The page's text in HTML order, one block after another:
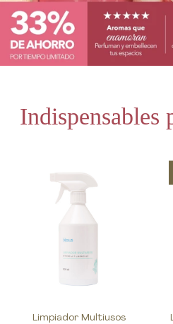
Indispensables
Limpiador Multiusos